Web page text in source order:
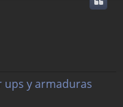
ups y armaduras